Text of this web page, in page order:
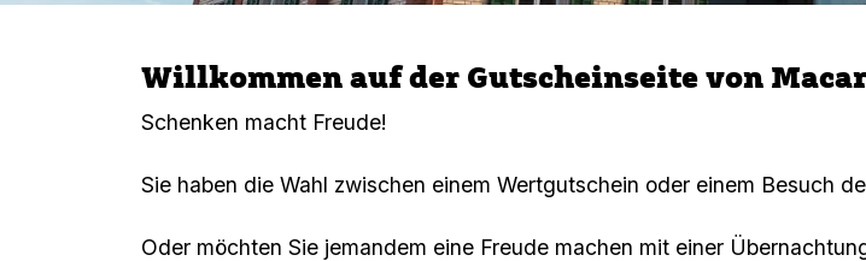
Willkommen auf der Gutscheinseite von
Schenken macht Freude!
Sie haben die Wahl zwischen einem Wertgutschein oder einem Besuch
Oder möchten Sie jemandem eine Freude machen mit einer